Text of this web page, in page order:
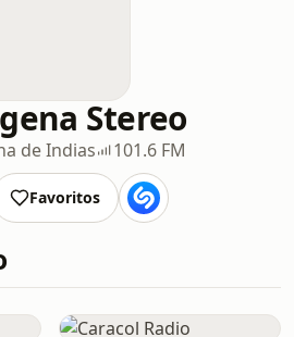
Stereo
de Indias 101.6 FM
Favoritos